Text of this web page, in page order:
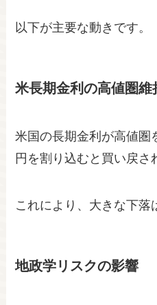
以下が主要な動きです。
米長期金利の高値圏維
米国の長期金利が高値圏
円を割り込むと買い戻さ
これにより、大きな下落
地政学リスクの影響